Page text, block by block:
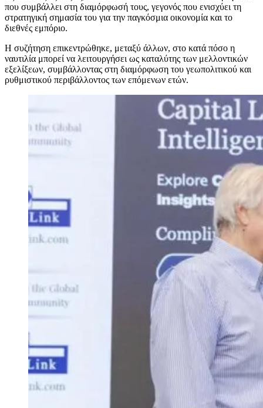
που συμβάλλει στη διαμόρφωσή τους, γεγονός που ενισχύει τη
στρατηγική σημασία του για την παγκόσμια οικονομία και το
διεθνές εμπόριο.
Η συζήτηση επικεντρώθηκε, μεταξύ άλλων, στο κατά πόσο η
ναυτιλία μπορεί να λειτουργήσει ως καταλύτης των μελλοντικών
εξελίξεων, συμβάλλοντας στη διαμόρφωση του γεωπολιτικού και
ρυθμιστικού περιβάλλοντος των επόμενων ετών.